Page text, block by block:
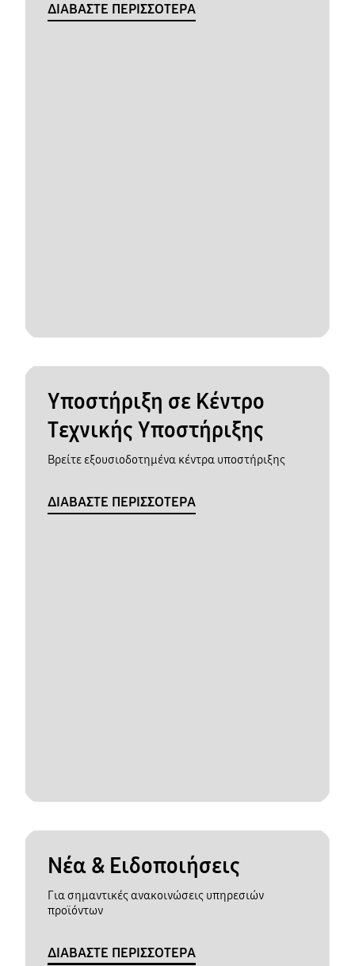
ΔΙΑΒΑΣΤΕ ΠΕΡΙΣΣΟΤΕΡΑ
Υποστήριξη σε Κέντρο
Τεχνικής Υποστήριξης
Βρείτε εξουσιοδοτημένα κέντρα υποστήριξης
ΔΙΑΒΑΣΤΕ ΠΕΡΙΣΣΟΤΕΡΑ
Νέα & Ειδοποιήσεις
Για σημαντικές ανακοινώσεις υπηρεσιών
προϊόντων
ΔΙΑΒΑΣΤΕ ΠΕΡΙΣΣΟΤΕΡΑ